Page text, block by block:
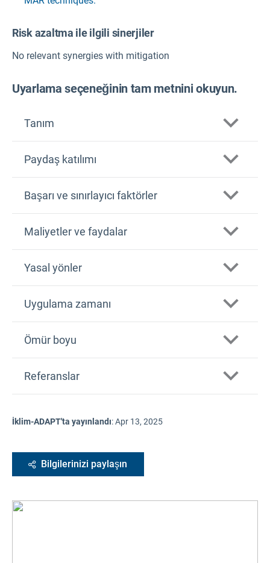
Risk azaltma ile ilgili sinerjiler
No relevant synergies with mitigation
Uyarlama seçeneğinin tam metnini okuyun.
Tanım
Paydaş katılımı
Başarı ve sınırlayıcı faktörler
Maliyetler ve faydalar
Yasal yönler
Uygulama zamanı
Ömür boyu
Referanslar
İklim-ADAPT'ta yayınlandı:Apr 13, 2025
Bilgilerinizi paylaşın